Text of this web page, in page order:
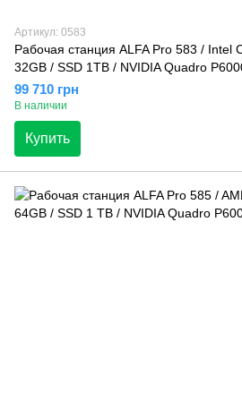
Артикул: 0583
Рабочая станция ALFA Pro 583 / Intel
32GB / SSD 1TB / NVIDIA Quadro
99 710 грн
В наличии
Купить